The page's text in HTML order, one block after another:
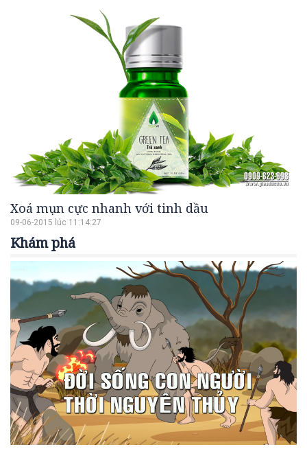
Xoá mụn cực nhanh với tinh dầu
09-06-2015 lúc 11:14:27
Khám phá